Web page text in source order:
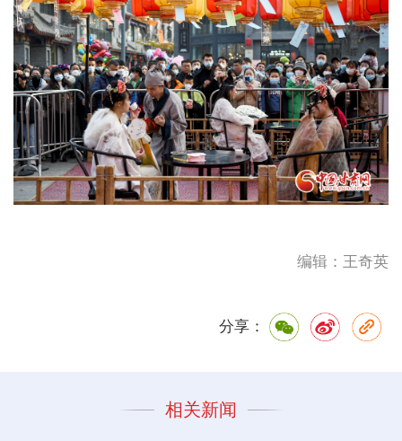
编辑：王奇英
分享：
相关新闻